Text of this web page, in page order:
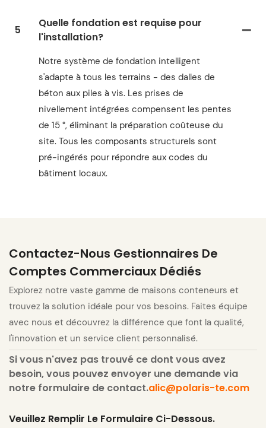
5
Quelle fondation est requise pour
l'installation?
Notre système de fondation intelligent
s'adapte à tous les terrains - des dalles de
béton aux piles à vis. Les prises de
nivellement intégrées compensent les pentes
de 15 °, éliminant la préparation coûteuse du
site. Tous les composants structurels sont
pré-ingérés pour répondre aux codes du
bâtiment locaux.
Contactez-Nous Gestionnaires De
Comptes Commerciaux Dédiés
Explorez notre vaste gamme de maisons conteneurs et
trouvez la solution idéale pour vos besoins. Faites équipe
avec nous et découvrez la différence que font la qualité,
l'innovation et un service client personnalisé.
Si vous n'avez pas trouvé ce dont vous avez
besoin, vous pouvez envoyer une demande via
notre formulaire de contact.alic@polaris-te.com
Veuillez Remplir Le Formulaire Ci-Dessous.